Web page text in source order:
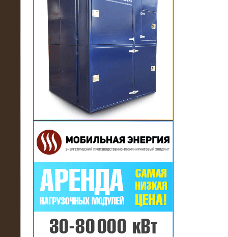
21.03.2017
Комплектная трансформаторная
подстанция 6 МВА (морское
исполнение, IP56)
16.01.2017
Аренда нагрузочного комплекса 22
МВт (10 кВ) на газовое
месторождение